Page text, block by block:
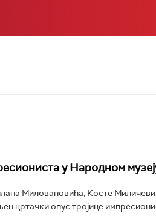
у Народном
Миловановића, Косте
цртачки опус тројице